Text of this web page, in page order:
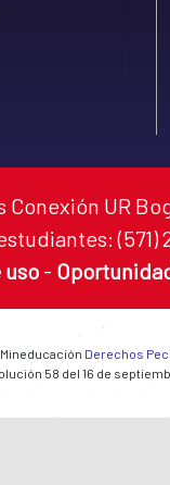
UR
(571)
uso -
Derechos
58 del 16 de